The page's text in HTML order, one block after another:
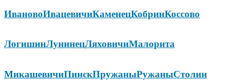
ИвановоИвацевичиКаменецКобринКоссово
ЛогишинЛунинецЛяховичиМалорита
МикашевичиПинскПружаныРужаныСтолин